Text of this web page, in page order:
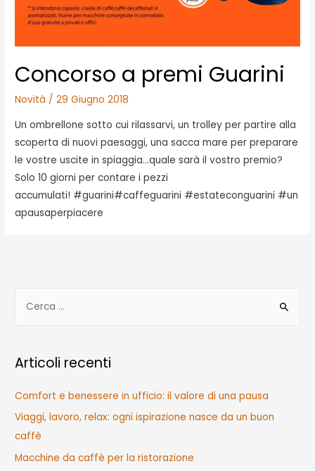
Concorso a premi Guarini
Novità /29 Giugno 2018
Un ombrellone sotto cui rilassarvi, un trolley per partire alla
scoperta di nuovi paesaggi, una sacca mare per preparare
le vostre uscite in spiaggia…quale sarà il vostro premio?
Solo 10 giorni per contare i pezzi
accumulati! #guarini#caffeguarini #estateconguarini #un
apausaperpiacere
c
a
Articoli recenti
Comfort e benessere in ufficio: il valore di una pausa
Viaggi, lavoro, relax: ogni ispirazione nasce da un buon
caffè
Macchine da caffè per la ristorazione